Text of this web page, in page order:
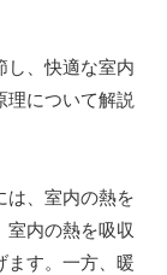
し、快適な室内
理について解説
は、室内の熱を
室内の熱を吸収
ます。一方、暖